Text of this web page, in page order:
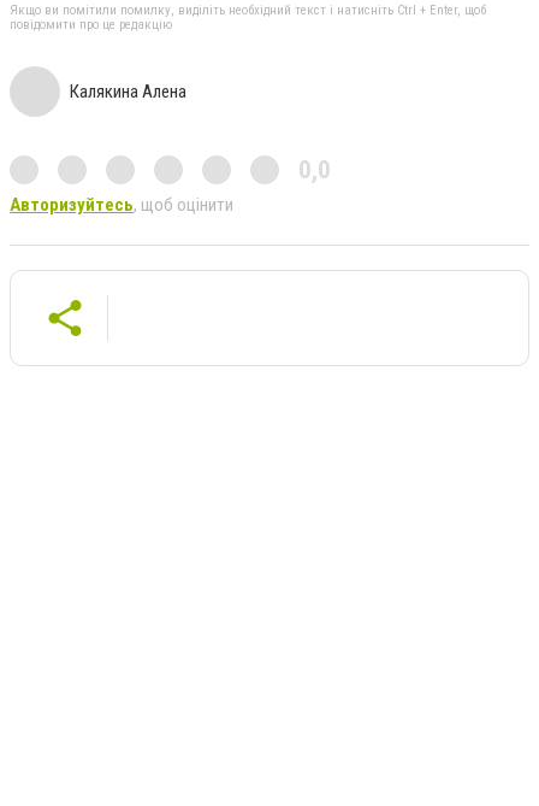
Якщо ви помітили помилку, виділіть необхідний текст і натисніть Ctrl + Enter, щоб
повідомити про це редакцію
Калякина Алена
0,0
Авторизуйтесь, щоб оцінити